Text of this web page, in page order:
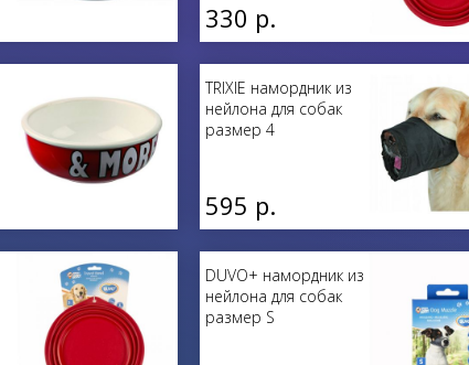
330 р.
TRIXIE намордник из
нейлона для собак
размер 4
595 р.
DUVO+ намордник из
нейлона для собак
размер S